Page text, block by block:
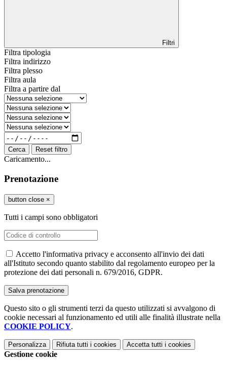
Filtri
Filtra tipologia
Filtra indirizzo
Filtra plesso
Filtra aula
Filtra a partire dal
Cerca Reset filtro
Caricamento...
Prenotazione
button close ×
Tutti i campi sono obbligatori
Accetto l'informativa privacy e acconsento all'invio dei dati
all'Istituto secondo quanto stabilito dal regolamento europeo per la
protezione dei dati personali n. 679/2016, GDPR.
Questo sito o gli strumenti terzi da questo utilizzati si avvalgono di
cookie necessari al funzionamento ed utili alle finalità illustrate nella
COOKIE POLICY.
Personalizza Rifiuta tutti i cookies Accetta tutti i cookies
Gestione cookie